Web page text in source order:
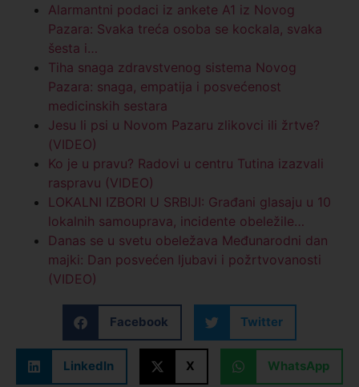
Alarmantni podaci iz ankete A1 iz Novog
Pazara: Svaka treća osoba se kockala, svaka
šesta i…
Tiha snaga zdravstvenog sistema Novog
Pazara: snaga, empatija i posvećenost
medicinskih sestara
Jesu li psi u Novom Pazaru zlikovci ili žrtve?
(VIDEO)
Ko je u pravu? Radovi u centru Tutina izazvali
raspravu (VIDEO)
LOKALNI IZBORI U SRBIJI: Građani glasaju u 10
lokalnih samouprava, incidente obeležile…
Danas se u svetu obeležava Međunarodni dan
majki: Dan posvećen ljubavi i požrtvovanosti
(VIDEO)
Facebook Twitter
LinkedIn X WhatsApp